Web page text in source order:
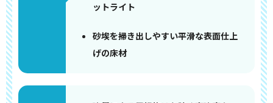
ットライト
砂埃を掃き出しやすい平滑な表面仕上
げの床材